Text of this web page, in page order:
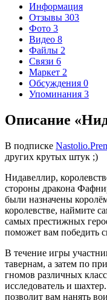
Информация
Отзывы 303
Фото 3
Видео 8
Файлы 2
Связи 6
Маркет 2
Обсуждения 0
Упоминания 3
Описание
В подписке
других крутых штук ;)
Нидавеллир,
стороны дракона
были назначены
королевстве, наймите
самых престижных
поможет вам победить
В течение игры
тавернам, а затем по
гномов различных
исследователь и
позволит вам нанять